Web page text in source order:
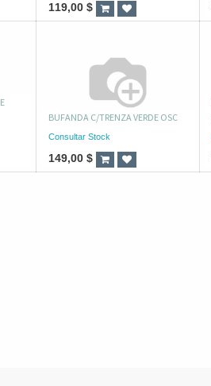
119,00 $
BUFANDA C/TRENZA VERDE OSC
Consultar Stock
149,00 $